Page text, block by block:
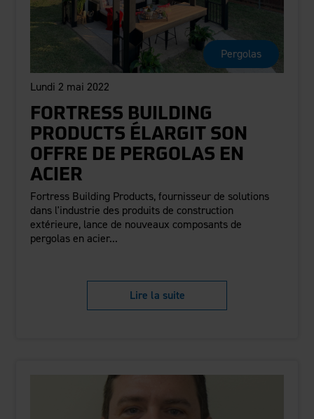
Pergolas
Lundi 2 mai 2022
FORTRESS BUILDING
PRODUCTS ÉLARGIT SON
OFFRE DE PERGOLAS EN
ACIER
Fortress Building Products, fournisseur de solutions
dans l'industrie des produits de construction
extérieure, lance de nouveaux composants de
pergolas en acier...
Lire la suite